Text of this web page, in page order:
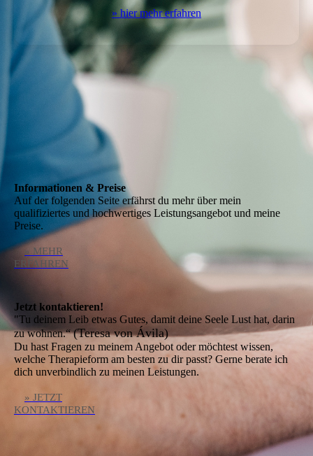
» hier mehr erfahren
Informationen & Preise
Auf der folgenden Seite erfährst du mehr über mein
qualifiziertes und hochwertiges Leistungsangebot und meine
Preise.
» MEHR
ERFAHREN
Jetzt kontaktieren!
"Tu deinem Leib etwas Gutes, damit deine Seele Lust hat, darin
zu wohnen.“(Teresa von Ávila)
Du hast Fragen zu meinem Angebot oder möchtest wissen,
welche Therapieform am besten zu dir passt? Gerne berate ich
dich unverbindlich zu meinen Leistungen.
» JETZT
KONTAKTIEREN